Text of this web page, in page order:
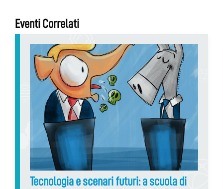
Eventi Correlati
Tecnologia e scenari futuri: a scuola di